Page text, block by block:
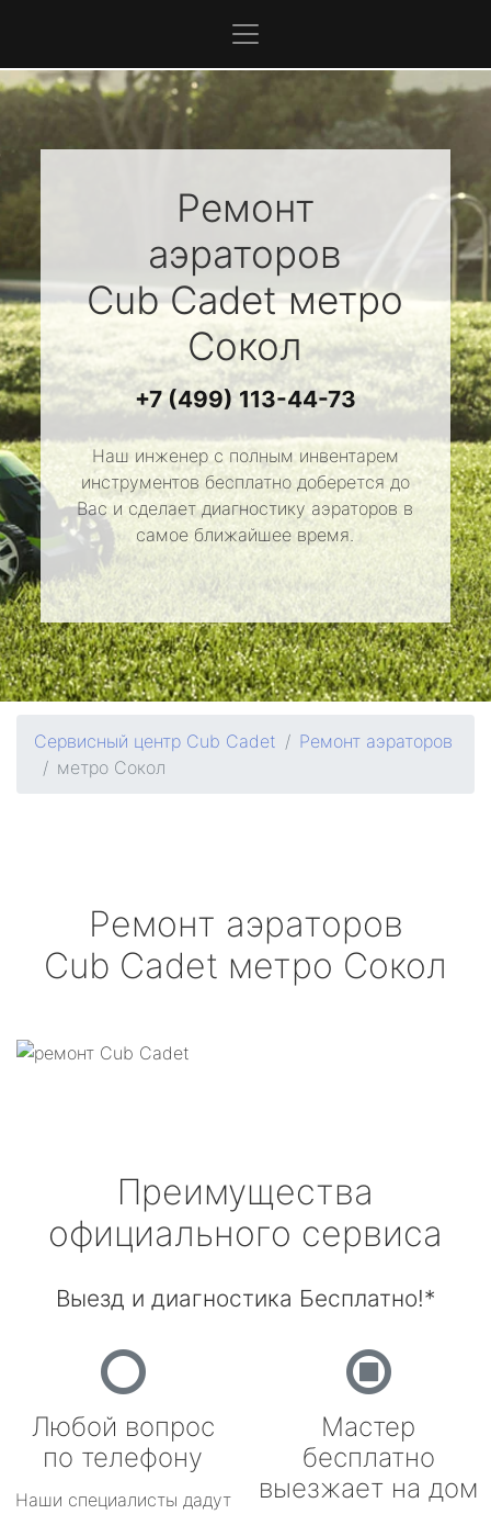
Ремонт
аэраторов
Cub Cadetметро
Сокол
+7 (499) 113-44-73
Наш инженер с полным инвентарем
инструментов бесплатно доберется до
Вас и сделает диагностику аэраторов в
самое ближайшее время.
Сервисный центр Cub Cadet
Ремонт аэраторов
метро Сокол
Ремонт аэраторов
Cub Cadet метро Сокол
Преимущества
официального сервиса
Выезд и диагностика Бесплатно!*
Любой вопрос
по телефону
Наши специалисты дадут
Мастер
бесплатно
выезжает на дом